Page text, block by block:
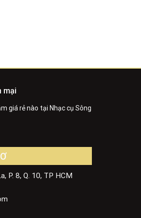
mại
giá rẻ nào tại Nhạc cụ Sông
P. 8, Q. 10, TP HCM